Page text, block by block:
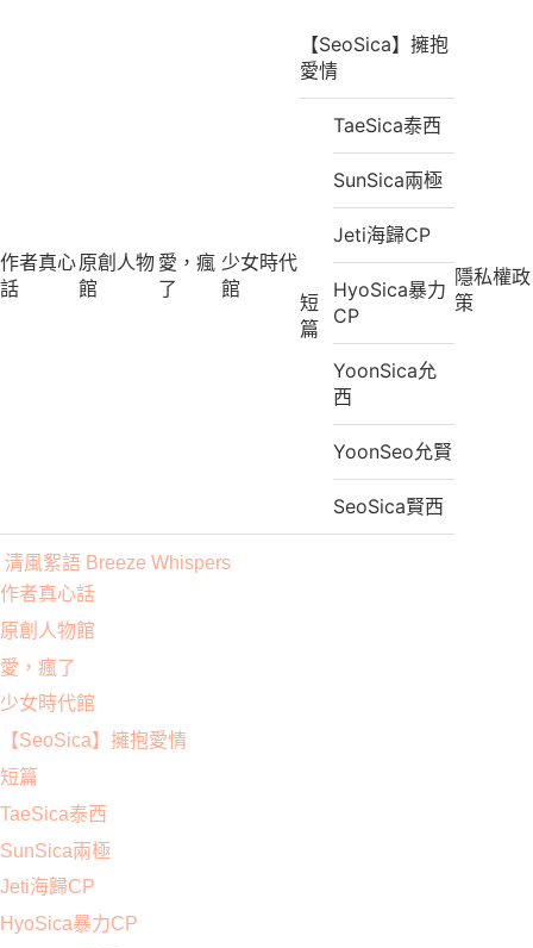
作者真心
話
原創人物
館
愛，瘋
了
少女時代
館
【SeoSica】擁抱
愛情
短
篇
TaeSica泰西
SunSica兩極
Jeti海歸CP
HyoSica暴力
CP
YoonSica允
西
YoonSeo允賢
SeoSica賢西
隱私權政
策
清風絮語 Breeze Whispers
作者真心話
原創人物館
愛，瘋了
少女時代館
【SeoSica】擁抱愛情
短篇
TaeSica泰西
SunSica兩極
Jeti海歸CP
HyoSica暴力CP